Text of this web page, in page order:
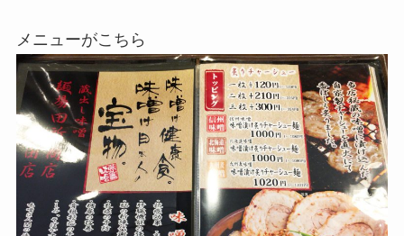
メニューがこちら